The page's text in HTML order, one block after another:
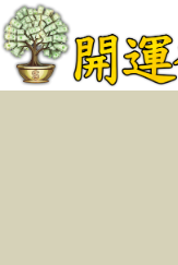
跳
至
主
要